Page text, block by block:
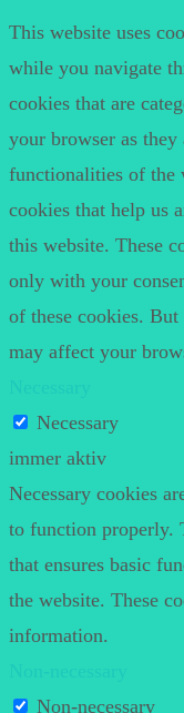
This website uses
while you navigate
cookies that are
your browser as
functionalities of the
cookies that help us
this website. These
only with your
of these cookies.
may affect your
Necessary
immer aktiv
Necessary cookies
to function properly.
that ensures basic
the website. These
information.
Non-necessary